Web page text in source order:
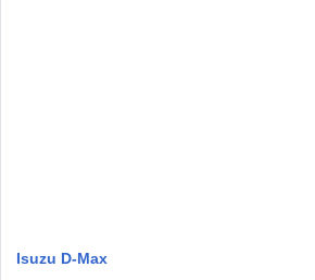
Isuzu D-Max